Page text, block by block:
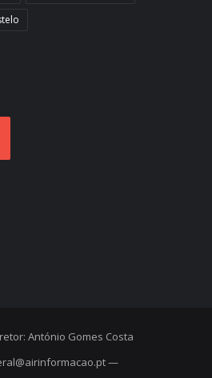
António Gomes Costa
—